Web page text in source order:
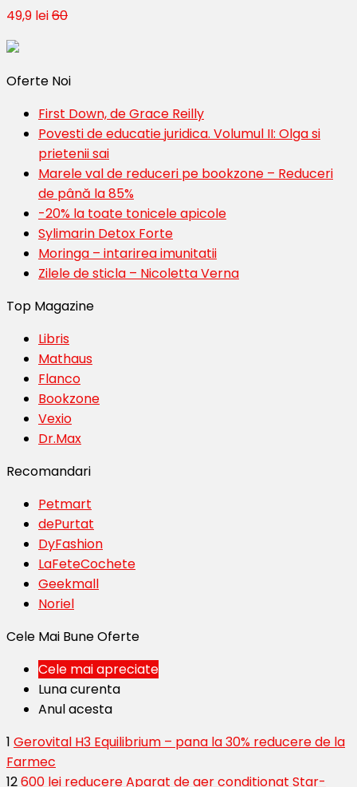
49,9 lei60
Oferte Noi
First Down, de Grace Reilly
Povesti de educatie juridica. Volumul II: Olga si
prietenii sai
Marele val de reduceri pe bookzone – Reduceri
de până la 85%
-20% la toate tonicele apicole
Sylimarin Detox Forte
Moringa – intarirea imunitatii
Zilele de sticla – Nicoletta Verna
Top Magazine
Libris
Mathaus
Flanco
Bookzone
Vexio
Dr.Max
Recomandari
Petmart
dePurtat
DyFashion
LaFeteCochete
Geekmall
Noriel
Cele Mai Bune Oferte
Cele mai apreciate
Luna curenta
Anul acesta
1 Gerovital H3 Equilibrium – pana la 30% reducere de la
Farmec
12600 lei reducere Aparat de aer conditionat Star-